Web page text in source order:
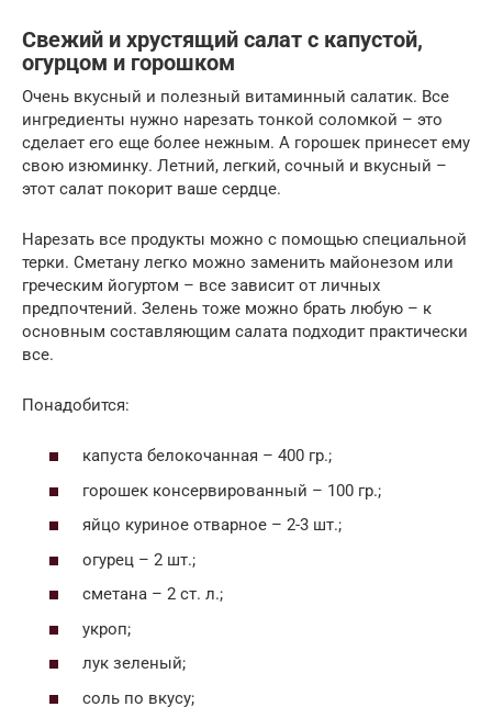
Свежий и хрустящий салат с капустой,
огурцом и горошком
Очень вкусный и полезный витаминный салатик. Все
ингредиенты нужно нарезать тонкой соломкой – это
сделает его еще более нежным. А горошек принесет ему
свою изюминку. Летний, легкий, сочный и вкусный –
этот салат покорит ваше сердце.
Нарезать все продукты можно с помощью специальной
терки. Сметану легко можно заменить майонезом или
греческим йогуртом – все зависит от личных
предпочтений. Зелень тоже можно брать любую – к
основным составляющим салата подходит практически
все.
Понадобится:
капуста белокочанная – 400 гр.;
горошек консервированный – 100 гр.;
яйцо куриное отварное – 2-3 шт.;
огурец – 2 шт.;
сметана – 2 ст. л.;
укроп;
лук зеленый;
соль по вкусу;